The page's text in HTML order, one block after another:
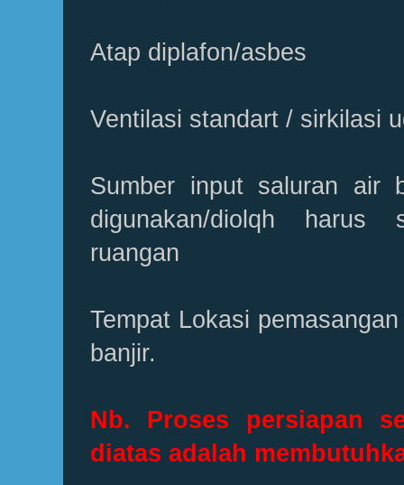
Atap diplafon/asbes
Ventilasi standart / sirkilasi
Sumber input saluran air
digunakan/diolqh harus
ruangan
Tempat Lokasi
banjir.
Nb. Proses persiapan
diatas adalah